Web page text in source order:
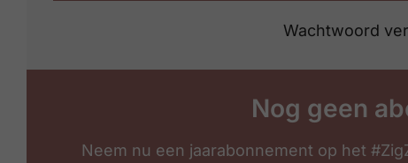
Wachtwoord
Nog geen
Neem nu een jaarabonnement op het